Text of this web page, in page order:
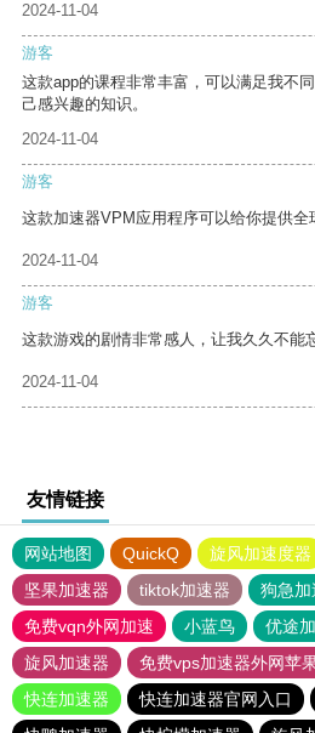
2024-11-04
游客
这款app的课程非常丰富，可以满足我不
己感兴趣的知识。
2024-11-04
游客
这款加速器VPM应用程序可以给你提供全
2024-11-04
游客
这款游戏的剧情非常感人，让我久久不能
2024-11-04
友情链接
网站地图 QuickQ 旋风加速度器
坚果加速器
tiktok加速器
狗急加
免费vqn外网加速
小蓝鸟 优途
旋风加速器
免费vps加速器外网苹
快连加速器
快连加速器官网入口